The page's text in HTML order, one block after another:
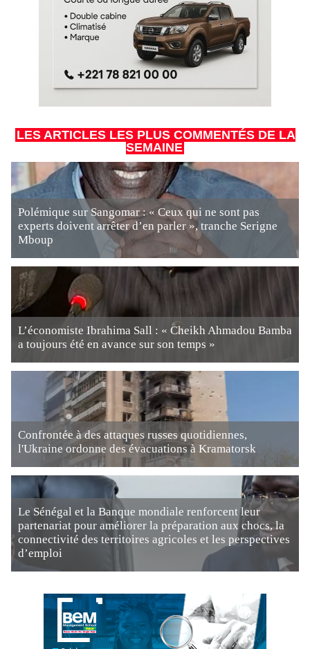
LES ARTICLES LES PLUS COMMENTÉS DE LA
SEMAINE
Polémique sur Sangomar : « Ceux qui ne sont pas
experts doivent arrêter d’en parler », tranche Serigne
Mboup
L’économiste Ibrahima Sall : « Cheikh Ahmadou Bamba
a toujours été en avance sur son temps »
Confrontée à des attaques russes quotidiennes,
l'Ukraine ordonne des évacuations à Kramatorsk
Le Sénégal et la Banque mondiale renforcent leur
partenariat pour améliorer la préparation aux chocs, la
connectivité des territoires agricoles et les perspectives
d’emploi